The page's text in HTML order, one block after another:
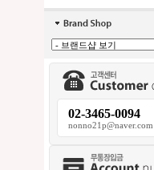
02-3465-0094
nonno21p@naver.com